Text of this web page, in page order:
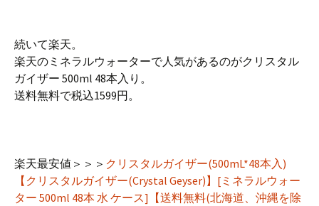
続いて楽天。
楽天のミネラルウォーターで人気があるのがクリスタル
ガイザー 500ml 48本入り。
送料無料で税込1599円。
楽天最安値＞＞＞ クリスタルガイザー(500mL*48本入)
【クリスタルガイザー(Crystal Geyser)】[ミネラルウォー
ター 500ml 48本 水 ケース]【送料無料(北海道、沖縄を除